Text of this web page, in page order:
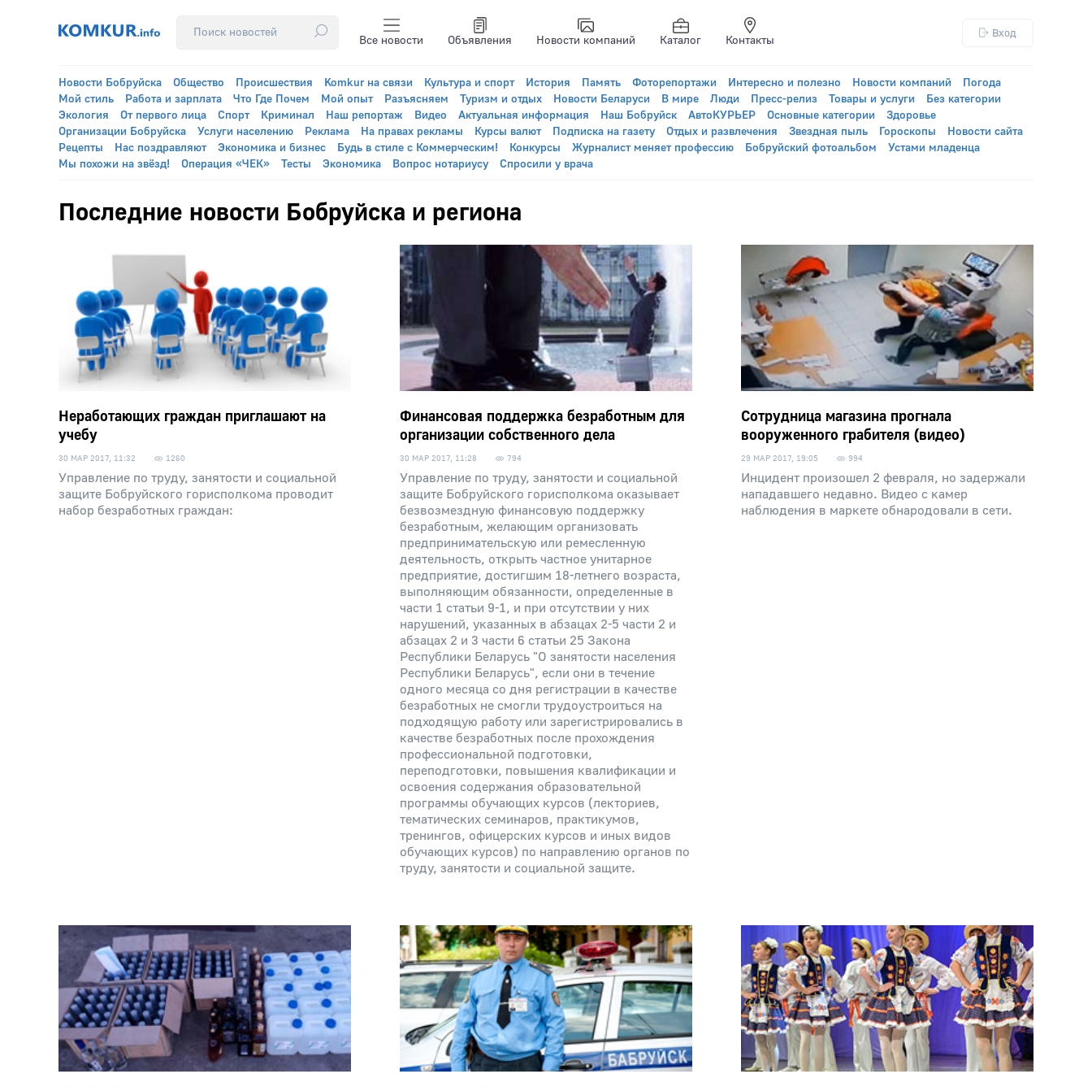
Все новости Объявления Новости компаний Каталог Контакты
Вход
Новости Бобруйска Общество Происшествия Komkur на связи Культура и спорт История Память Фоторепортажи Интересно и полезно Новости компаний
Погода
Мой стиль
Работа и зарплата Что Где Почем Мой опыт Разъясняем Туризм и отдых Новости Беларуси В мире Люди Пресс-релиз Товары и услуги
Без категории
Экология
От первого лица Спорт Криминал Наш репортаж Видео Актуальная информация Наш Бобруйск АвтоКУРЬЕР Основные категории
Здоровье
Организации Бобруйска
Услуги населению Реклама На правах рекламы Курсы валют Подписка на газету Отдых и развлечения Звездная пыль Гороскопы
Новости сайта
Рецепты
Нас поздравляют Экономика и бизнес Будь в стиле с Коммерческим! Конкурсы Журналист меняет профессию Бобруйский фотоальбом
Устами младенца
Мы похожи на звёзд!
Операция «ЧЕК» Тесты Экономика Вопрос нотариусу Спросили у врача
Последние новости Бобруйска и региона
Неработающих граждан приглашают на
учебу
30 МАР 2017, 11:32 1260
Управление по труду, занятости и социальной
защите Бобруйского горисполкома проводит
набор безработных граждан:
Финансовая поддержка безработным для
организации собственного дела
30 МАР 2017, 11:28 794
Управление по труду, занятости и социальной
защите Бобруйского горисполкома оказывает
безвозмездную финансовую поддержку
безработным, желающим организовать
предпринимательскую или ремесленную
деятельность, открыть частное унитарное
предприятие, достигшим 18-летнего возраста,
выполняющим обязанности, определенные в
части 1 статьи 9-1, и при отсутствии у них
нарушений, указанных в абзацах 2-5 части 2 и
абзацах 2 и 3 части 6 статьи 25 Закона
Республики Беларусь "О занятости населения
Республики Беларусь", если они в течение
одного месяца со дня регистрации в качестве
безработных не смогли трудоустроиться на
подходящую работу или зарегистрировались в
качестве безработных после прохождения
профессиональной подготовки,
переподготовки, повышения квалификации и
освоения содержания образовательной
программы обучающих курсов (лекториев,
тематических семинаров, практикумов,
тренингов, офицерских курсов и иных видов
обучающих курсов) по направлению органов по
труду, занятости и социальной защите.
Сотрудница магазина прогнала
вооруженного грабителя (видео)
29 МАР 2017, 19:05 994
Инцидент произошел 2 февраля, но задержали
нападавшего недавно. Видео с камер
наблюдения в маркете обнародовали в сети.